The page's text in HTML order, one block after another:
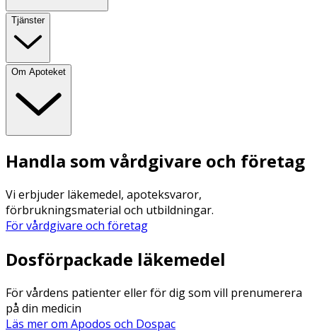
Tjänster
Om Apoteket
Handla som vårdgivare och företag
Vi erbjuder läkemedel, apoteksvaror,
förbrukningsmaterial och utbildningar.
För vårdgivare och företag
Dosförpackade läkemedel
För vårdens patienter eller för dig som vill prenumerera
på din medicin
Läs mer om Apodos och Dospac